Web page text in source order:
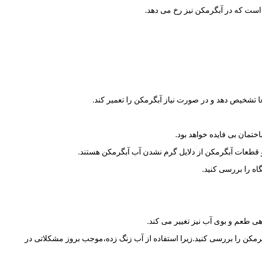
که در آبگرمکن نیز رخ می دهد.
تشخیص دهد و در صورت نیاز آبگرمکن را تعمیر کند.
بی فایده خواهد بود.
آبگرمکن از دلایل گرم نشدن آب آبگرمکن هستند.
را بررسی کنید.
طعم و بوی آب نیز تغییر می کند.
را بررسی کنید.زیرا استفاده از آب زنگ زده،موجب بروز مشکلاتی در